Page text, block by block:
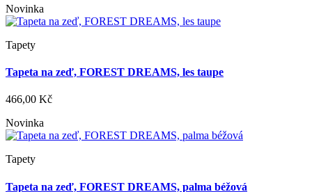
Novinka
Tapety
Tapeta na zeď, FOREST DREAMS, les taupe
466,00 Kč
Novinka
Tapety
Tapeta na zeď, FOREST DREAMS, palma béžová